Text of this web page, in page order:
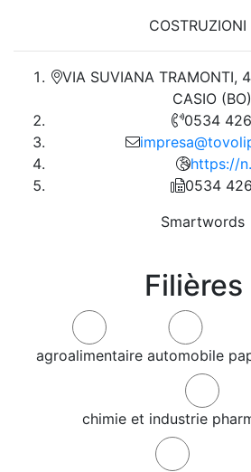
Filières
agroalimentaire automobile
chimie et industrie
VIA SUVIANA TRAMONTI,
CASIO
0534
https://
0534
Smartwords